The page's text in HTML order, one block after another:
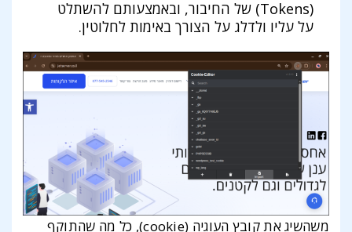
(Tokens) של החיבור, ובאמצעותם להשתלט
על עליו ולדלג על הצורך באימות לחלוטין.
משהשיג את קובץ העוגיה (cookie), כל מה שהתוקף